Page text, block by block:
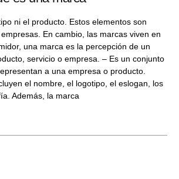
ni el producto. Estos elementos son
En cambio, las marcas viven en
una marca es la percepción de un
servicio o empresa. – Es un conjunto
a una empresa o producto.
el nombre, el logotipo, el eslogan, los
Además, la marca